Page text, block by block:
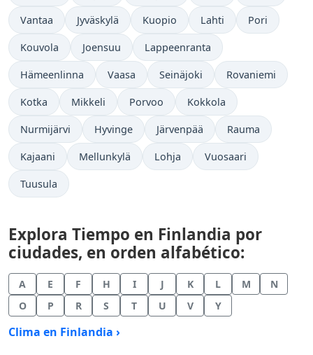
Vantaa Jyväskylä Kuopio Lahti Pori
Kouvola Joensuu Lappeenranta
Hämeenlinna Vaasa Seinäjoki Rovaniemi
Kotka Mikkeli Porvoo Kokkola
Nurmijärvi Hyvinge Järvenpää Rauma
Kajaani Mellunkylä Lohja Vuosaari
Tuusula
Explora Tiempo en Finlandia por
ciudades, en orden alfabético:
A E F H I J K L M
N
O
P R S T U V Y
Clima en Finlandia ›